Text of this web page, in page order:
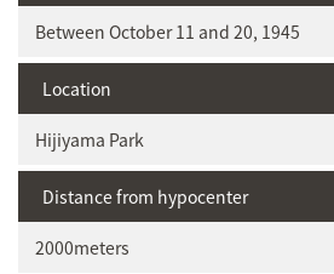
Between October 11 and 20, 1945
Location
Hijiyama Park
Distance from hypocenter
2000meters